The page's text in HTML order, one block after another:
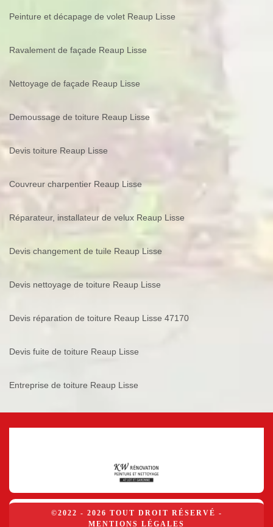
Peinture et décapage de volet Reaup Lisse
Ravalement de façade Reaup Lisse
Nettoyage de façade Reaup Lisse
Demoussage de toiture Reaup Lisse
Devis toiture Reaup Lisse
Couvreur charpentier Reaup Lisse
Réparateur, installateur de velux Reaup Lisse
Devis changement de tuile Reaup Lisse
Devis nettoyage de toiture Reaup Lisse
Devis réparation de toiture Reaup Lisse 47170
Devis fuite de toiture Reaup Lisse
Entreprise de toiture Reaup Lisse
©2022 - 2026 TOUT DROIT RÉSERVÉ -
MENTIONS LÉGALES